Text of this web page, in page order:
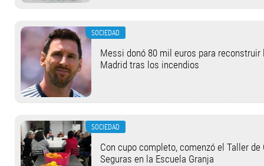
SOCIEDAD
Messi donó 80 mil euros para reconstruir
Madrid tras los incendios
SOCIEDAD
Con cupo completo, comenzó el Taller
Seguras en la Escuela Granja